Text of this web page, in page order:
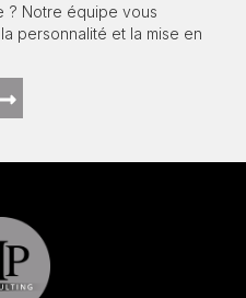
? Notre équipe vous
personnalité et la mise en